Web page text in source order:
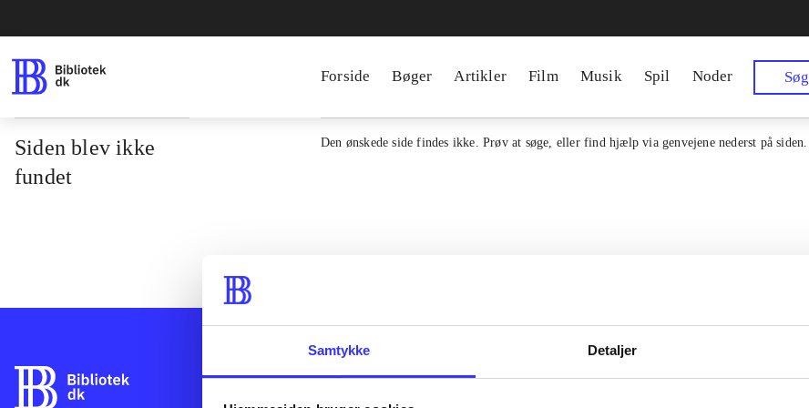
Samtykke Detaljer
Forside Bøger Artikler Film Musik Spil Noder Søg
Siden blev ikke
fundet
Den ønskede side findes ikke. Prøv at søge, eller find hjælp via genvejene nederst på siden.
Bibliotek.dk er en samlet indgang til alle danske
Kontakt os